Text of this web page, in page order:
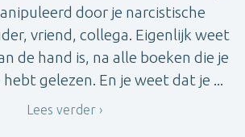
door je narcistische
vriend, collega. Eigenlijk weet
de hand is, na alle boeken die je
gelezen. En je weet dat je ...
Lees verder